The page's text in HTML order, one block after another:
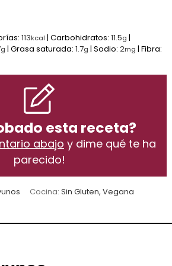
113kcal |Carbohidratos:11.5g |
g |Grasa saturada:1.7g |Sodio:2mg |Fibra:
esta receta?
abajo y dime qué te ha
parecido!
Cocina: Sin Gluten, Vegana